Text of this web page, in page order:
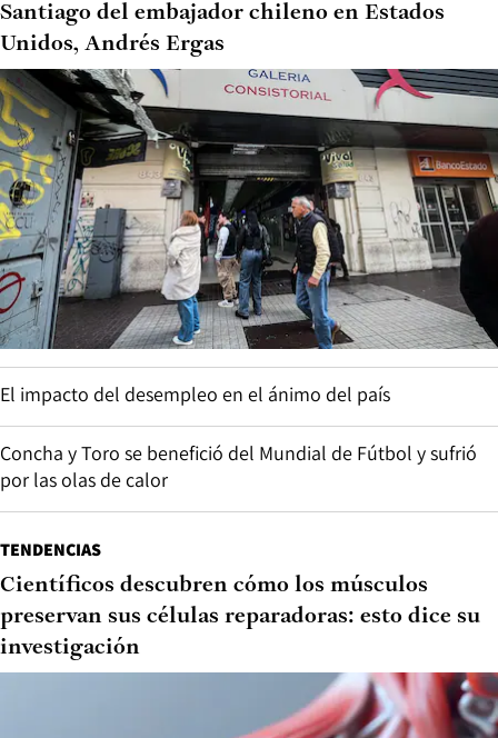
Santiago del embajador chileno en Estados
Unidos, Andrés Ergas
El impacto del desempleo en el ánimo del país
Concha y Toro se benefició del Mundial de Fútbol y sufrió
por las olas de calor
TENDENCIAS
Científicos descubren cómo los músculos
preservan sus células reparadoras: esto dice su
investigación